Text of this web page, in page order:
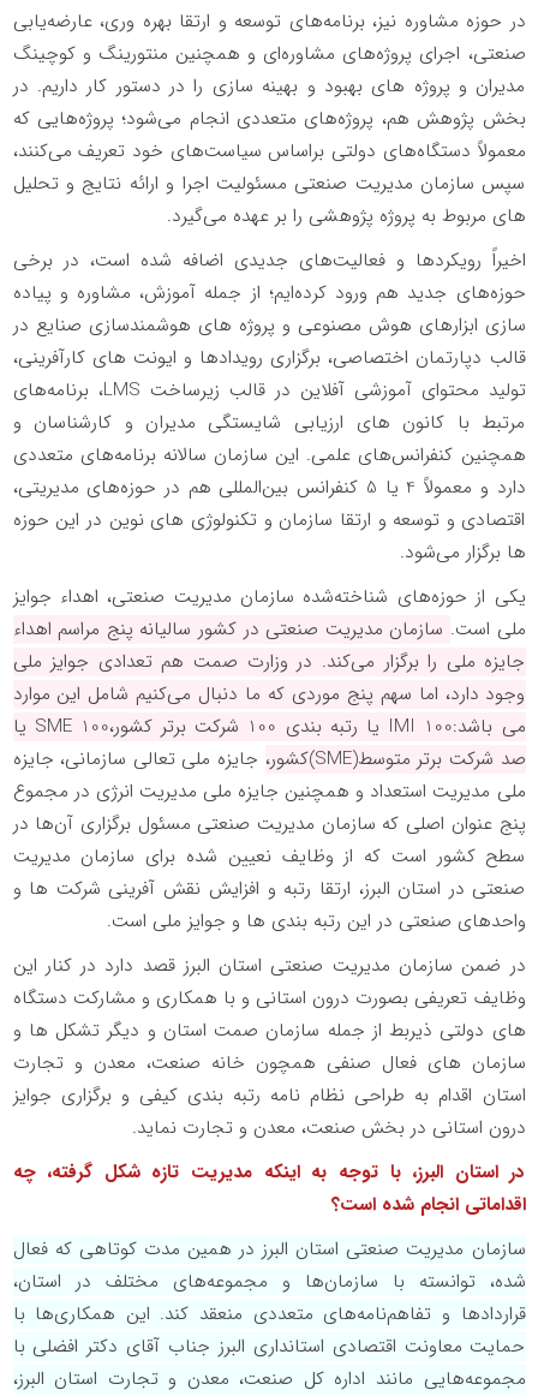
در حوزه مشاوره نیز، برنامه‌های توسعه و ارتقا بهره وری، عارضه‌یابی
صنعتی، اجرای پروژه‌های مشاوره‌ای و همچنین منتورینگ و کوچینگ
مدیران و پروژه های بهبود و بهینه سازی را در دستور کار داریم. در
بخش پژوهش هم، پروژه‌های متعددی انجام می‌شود؛ پروژه‌هایی که
معمولاً دستگاه‌های دولتی براساس سیاست‌های خود تعریف می‌کنند،
سپس سازمان مدیریت صنعتی مسئولیت اجرا و ارائه نتایج و تحلیل
های مربوط به پروژه پژوهشی را بر عهده می‌گیرد.
اخیراً رویکردها و فعالیت‌های جدیدی اضافه شده است، در برخی
حوزه‌های جدید هم ورود کرده‌ایم؛ از جمله آموزش، مشاوره و پیاده
سازی ابزارهای هوش مصنوعی و پروژه های هوشمندسازی صنایع در
قالب دپارتمان اختصاصی، برگزاری رویدادها و ایونت های کارآفرینی،
تولید محتوای آموزشی آفلاین در قالب زیرساخت LMS، برنامه‌های
مرتبط با کانون های ارزیابی شایستگی مدیران و کارشناسان و
همچنین کنفرانس‌های علمی. این سازمان سالانه برنامه‌های متعددی
دارد و معمولاً 4 یا 5 کنفرانس بین‌المللی هم در حوزه‌های مدیریتی،
اقتصادی و توسعه و ارتقا سازمان و تکنولوژی های نوین در این حوزه
ها برگزار می‌شود.
یکی از حوزه‌های شناخته‌شده سازمان مدیریت صنعتی، اهداء جوایز
ملی است. سازمان مدیریت صنعتی در کشور سالیانه پنج مراسم اهداء
جایزه ملی را برگزار می‌کند. در وزارت صمت هم تعدادی جوایز ملی
وجود دارد، اما سهم پنج موردی که ما دنبال می‌کنیم شامل این‌ موارد
می باشد:IMI 100 یا رتبه بندی 100 شرکت برتر کشور، SME 100 یا
صد شرکت برتر متوسط(SME)کشور، جایزه ملی تعالی سازمانی، جایزه
ملی مدیریت استعداد و همچنین جایزه ملی مدیریت انرژی در مجموع
پنج عنوان اصلی که سازمان مدیریت صنعتی مسئول برگزاری آن‌ها در
سطح کشور است که از وظایف نعیین شده برای سازمان مدیریت
صنعتی در استان البرز، ارتقا رتبه و افزایش نقش آفرینی شرکت ها و
واحدهای صنعتی در این رتبه بندی ها و جوایز ملی است.
در ضمن سازمان مدیریت صنعتی استان البرز قصد دارد در کنار این
وظایف تعریفی بصورت درون استانی و با همکاری و مشارکت دستگاه
های دولتی ذیربط از جمله سازمان صمت استان و دیگر تشکل ها و
سازمان های فعال صنفی همچون خانه صنعت، معدن و تجارت
استان اقدام به طراحی نظام نامه رتبه بندی کیفی و برگزاری جوایز
درون استانی در بخش صنعت، معدن و تجارت نماید.
در استان البرز، با توجه به اینکه مدیریت تازه شکل گرفته، چه
اقداماتی انجام شده است؟
سازمان مدیریت صنعتی استان البرز در همین مدت کوتاهی که فعال
شده، توانسته با سازمان‌ها و مجموعه‌های مختلف در استان،
قراردادها و تفاهم‌نامه‌های متعددی منعقد کند. این همکاری‌ها با
حمایت معاونت اقتصادی استانداری البرز جناب آقای دکتر افضلی با
مجموعه‌هایی مانند اداره کل صنعت، معدن و تجارت استان البرز،